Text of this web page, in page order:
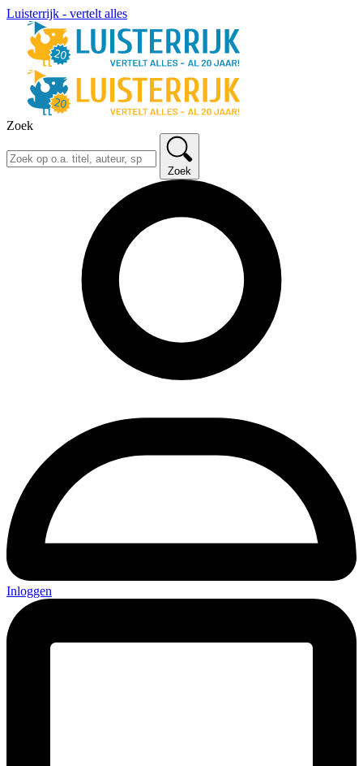
Luisterrijk - vertelt alles
Zoek
Zoek
Inloggen